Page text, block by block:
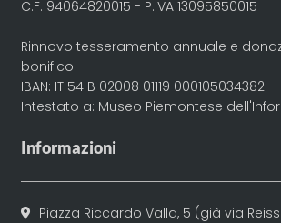
C.F. 94064820015 - P.IVA 13095850015
Rinnovo tesseramento annuale e
bonifico:
IBAN: IT 54 B 02008 01119 000105034382
Intestato a: Museo Piemontese
Informazioni
Piazza Riccardo Valla, 5 (già via